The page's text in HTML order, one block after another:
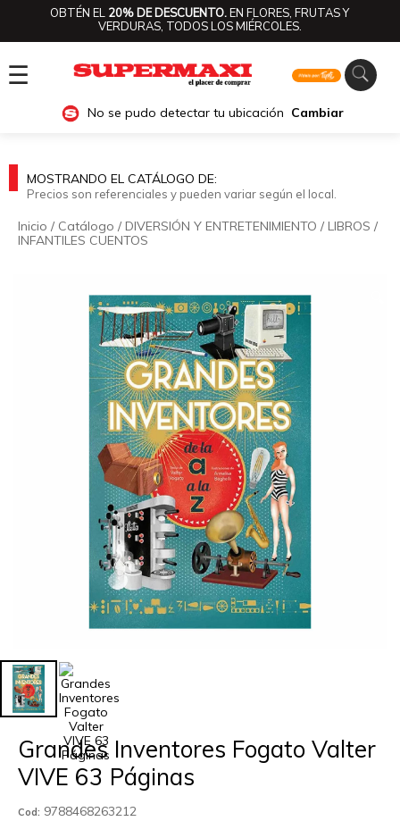
OBTÉN EL 20% DE DESCUENTO.EN FLORES, FRUTAS Y
VERDURAS, TODOS LOS MIÉRCOLES.
☰
No se pudo detectar tu ubicación Cambiar
MOSTRANDO EL CATÁLOGO DE:
Precios son referenciales y pueden variar según el local.
Inicio / Catálogo / DIVERSIÓN Y ENTRETENIMIENTO / LIBROS /
INFANTILES CUENTOS
Grandes Inventores Fogato Valter
VIVE 63 Páginas
Cod: 9788468263212